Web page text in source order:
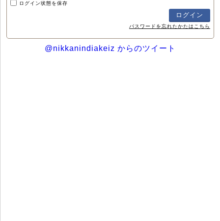
ログイン状態を保存
パスワードを忘れたかたはこちら
@nikkanindiakeiz からのツイート